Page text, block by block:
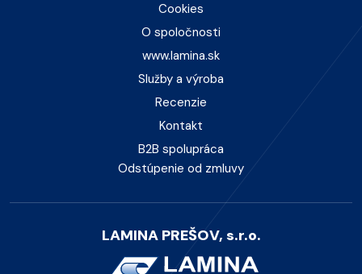
Cookies
O spoločnosti
www.lamina.sk
Služby a výroba
Recenzie
Kontakt
B2B spolupráca
Odstúpenie od zmluvy
LAMINA PREŠOV, s.r.o.